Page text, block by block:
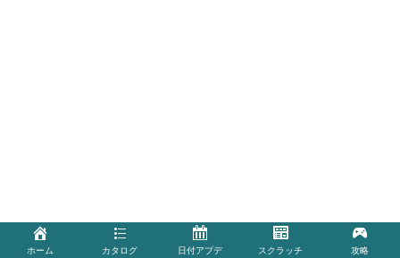
ホーム カタログ 日付アプデ スクラッチ 攻略